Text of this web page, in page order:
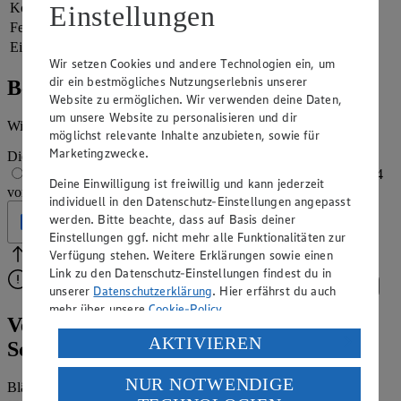
Kohlenhydrate
19 g
Fett
34 g
Eiweiß
Bewertung
Wie hat es dir geschmeckt?
Die Bewertung wird automatisch gespeichert
4
von 5 Sternen
5 von 5 Sternen
Geprüft
Bitte Pfeile benutzen
Vielen Dank für deine Bewertung.
Bitte wähle eine Bewertung aus, um fortzufahren.
Bewerten
Verschiedene Kreationen des Käse-
Schinken-Blätterteigs
Blätterteig mit Schinken und Käse kann an jeden Geschmack
Einstellungen
Wir setzen Cookies und andere Technologien ein, um
dir ein bestmögliches Nutzungserlebnis unserer
Website zu ermöglichen. Wir verwenden deine Daten,
um unsere Website zu personalisieren und dir
möglichst relevante Inhalte anzubieten, sowie für
Marketingzwecke.
Deine Einwilligung ist freiwillig und kann jederzeit
individuell in den Datenschutz-Einstellungen angepasst
werden. Bitte beachte, dass auf Basis deiner
Einstellungen ggf. nicht mehr alle Funktionalitäten zur
Verfügung stehen. Weitere Erklärungen sowie einen
Link zu den Datenschutz-Einstellungen findest du in
unserer Datenschutzerklärung. Hier erfährst du auch
mehr über unsereCookie-Policy.
Verarbeitung deiner personenbezogenen Daten in den
USA durch Facebook und YouTube:
Wenn du auf „Aktivieren“ klickst, willigst du im Sinne
AKTIVIEREN
NUR NOTWENDIGE